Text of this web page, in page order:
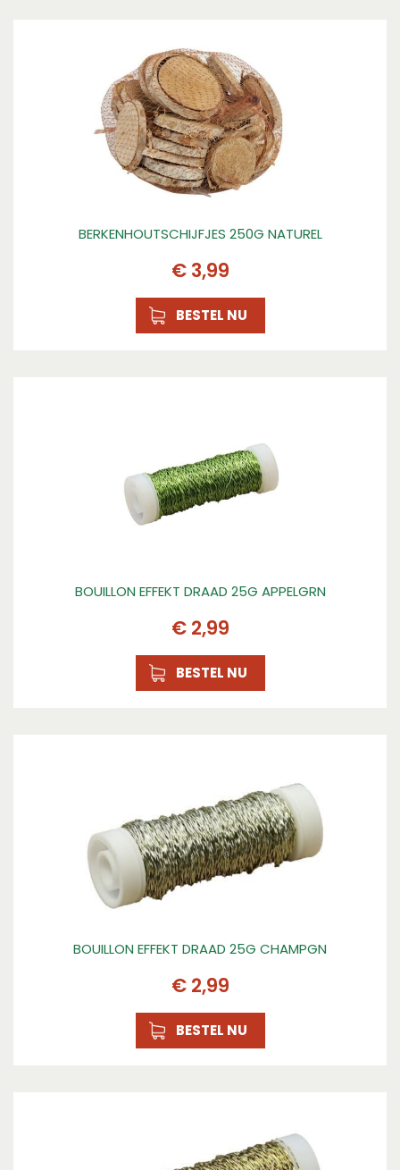
BERKENHOUTSCHIJFJES 250G NATUREL
€ 3,99
BESTEL NU
BOUILLON EFFEKT DRAAD 25G APPELGRN
€ 2,99
BESTEL NU
BOUILLON EFFEKT DRAAD 25G CHAMPGN
€ 2,99
BESTEL NU